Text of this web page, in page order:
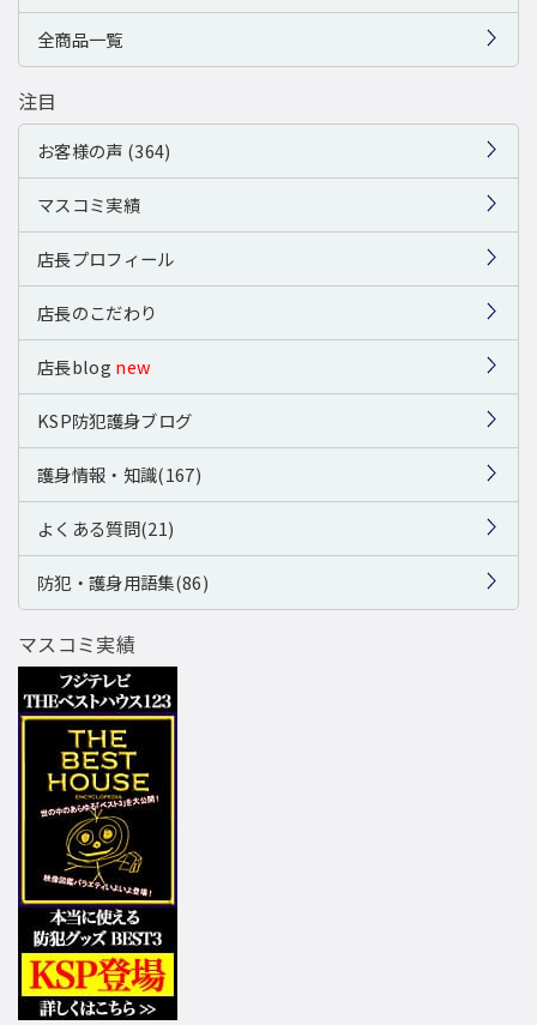
全商品一覧
注目
お客様の声 (364)
マスコミ実績
店長プロフィール
店長のこだわり
店長blog new
KSP防犯護身ブログ
護身情報・知識(167)
よくある質問(21)
防犯・護身用語集(86)
マスコミ実績